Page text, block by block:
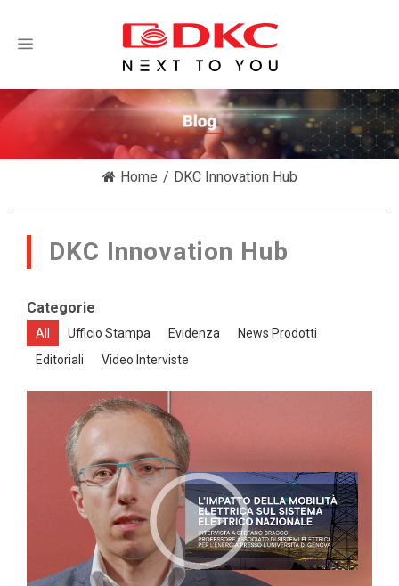
Home / DKC Innovation Hub
DKC Innovation Hub
Categorie
All Ufficio Stampa Evidenza
News Prodotti
Editoriali
Video Interviste